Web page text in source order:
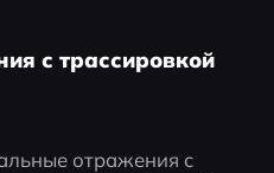
с трассировкой
отражения с